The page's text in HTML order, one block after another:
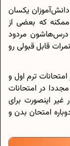
یکسان
که بعضی از
درس‌هاشون مردود
قابل قبولی رو
ترم اول و
در امتحانات
اینصورت برای
امتحان بدن و